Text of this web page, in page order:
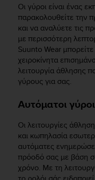
Οι γύροι είναι ένας
παρακολουθείτε την
και να αναλύετε τις
με περισσότερη
Suunto Wear
χειροκίνητα
λειτουργία άθλησης
γύρους για σας.
Αυτόματοι γύροι
Οι λειτουργίες
και κωπηλασία
αυτόματες
πρόοδό σας με βάση
χρόνο. Με τη